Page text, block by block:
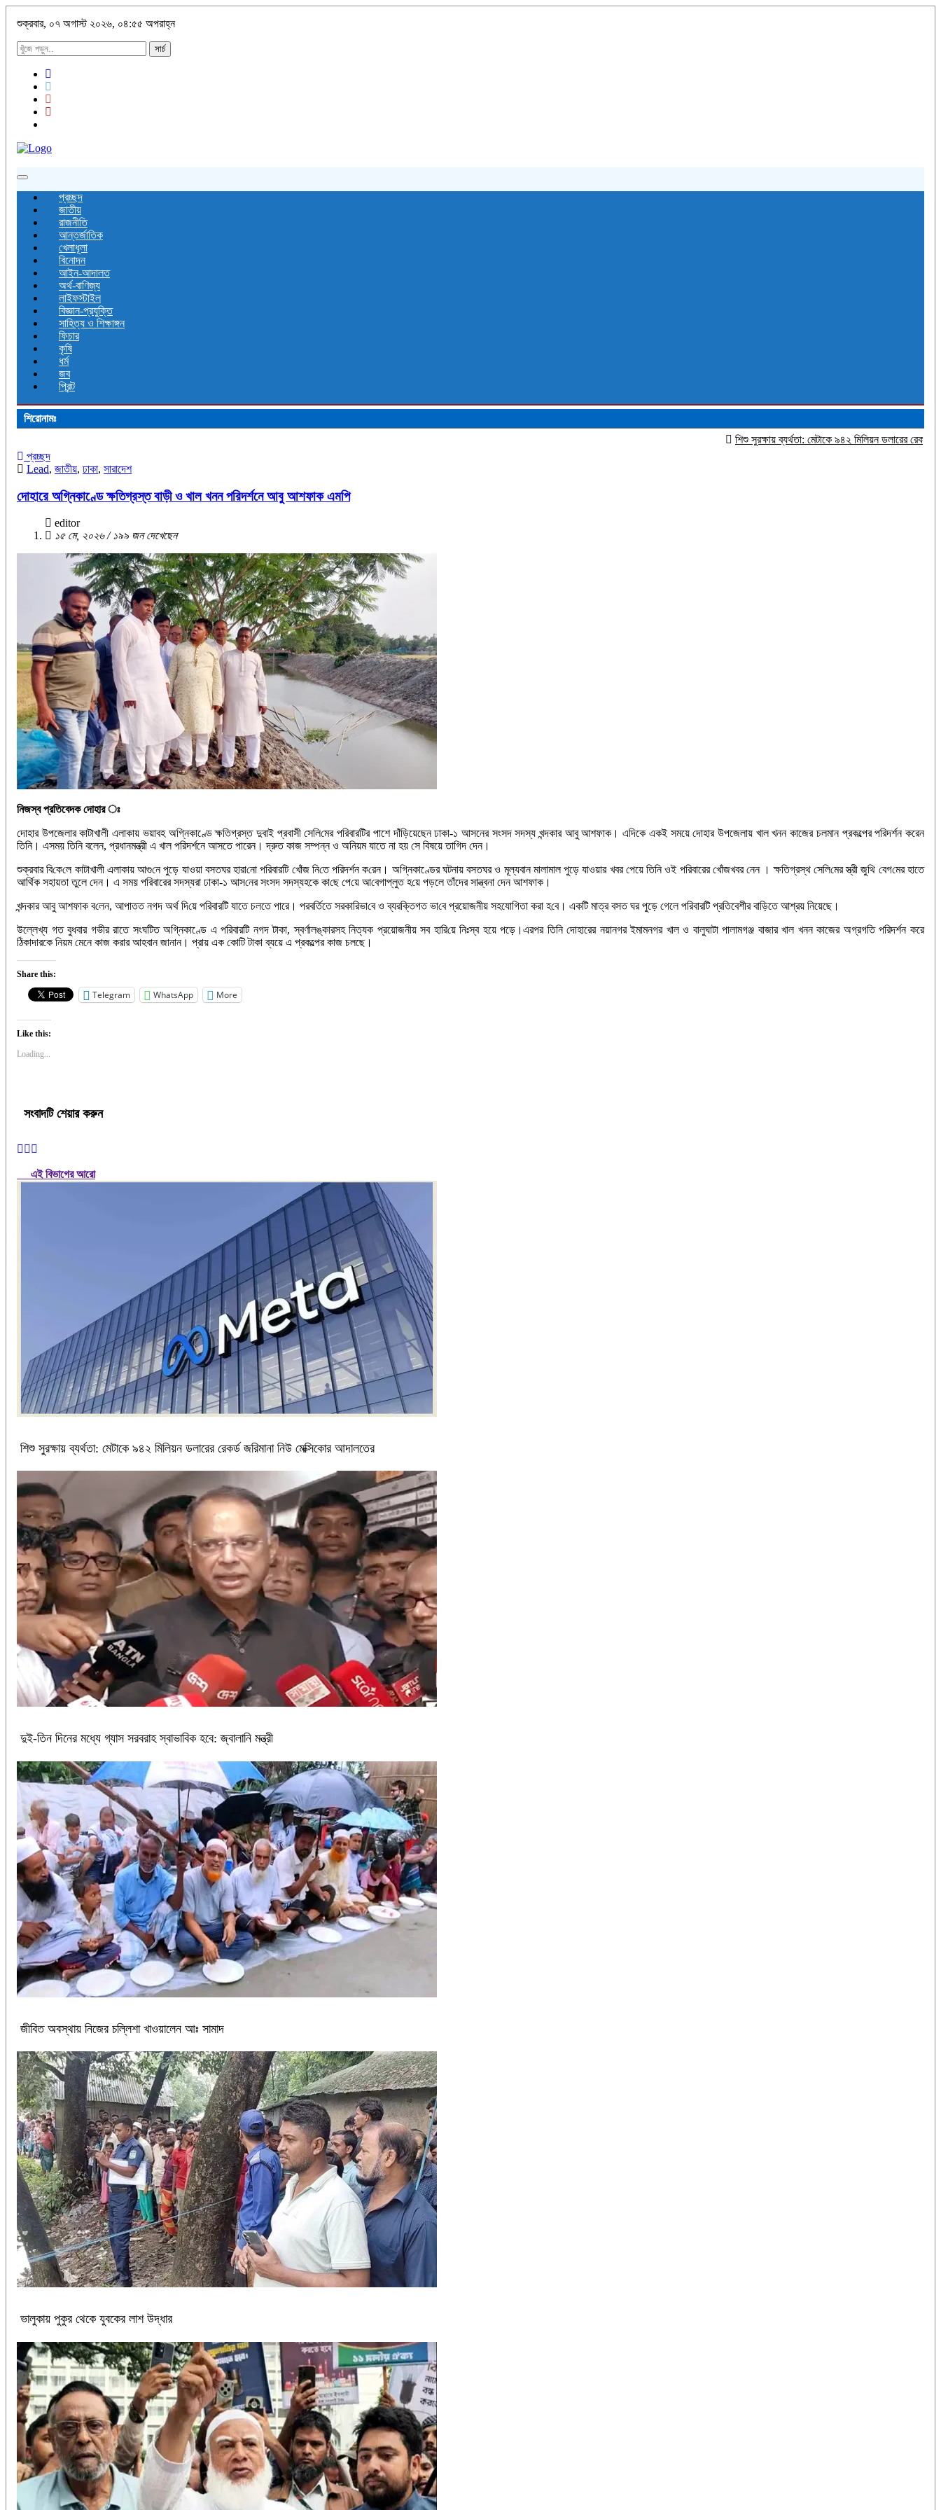
শুক্রবার, ০৭ অগাস্ট ২০২৬, ০৪:৫৫ অপরাহ্ন
সার্চ
Toggle
navigationপ্রচ্ছদ
জাতীয়
রাজনীতি
আন্তর্জাতিক
খেলাধূলা
বিনোদন
আইন-আদালত
অর্থ-বাণিজ্য
লাইফস্টাইল
বিজ্ঞান-প্রযুক্তি
সাহিত্য ও শিক্ষাঙ্গন
ফিচার
কৃষি
ধর্ম
জব
প্রিন্ট
শিরোনামঃ
শিশু সুরক্ষায় ব্যর্থতা: মেটাকে ৯৪২ মিলিয়ন ডলারের রেকর্ড জরিমানা
প্রচ্ছদ
Lead, জাতীয়, ঢাকা, সারাদেশ
দোহারে অগ্নিকাণ্ডে ক্ষতিগ্রস্ত বাড়ী ও খাল খনন পরিদর্শনে আবু আশফাক এমপি
editor
১৫ মে, ২০২৬ / ১৯৯ জন দেখেছেন
নিজস্ব প্রতিবেদক দোহার ঃ
দোহার উপজেলার কাটাখালী এলাকায় ভয়াবহ অগ্নিকাণ্ডে ক্ষতিগ্রস্ত দুবাই প্রবাসী সে‌লি‌মের পরিবারটির পাশে দাঁড়িয়েছেন ঢাকা-১ আসনের সংসদ সদস্য খন্দকার আবু আশফাক। এদিকে একই সময়ে দোহার উপজেলায় খাল খনন কাজের চলমান প্রকল্পের পরিদর্শন করেন
তিনি। এসময় তিনি বলেন, প্রধানমন্ত্রী এ খাল পরিদর্শনে আসতে পারেন। দ্রুত কাজ সম্পন্ন ও অনিয়ম যাতে না হয় সে বিষয়ে তাগিদ দেন।
শুক্রবার বি‌কে‌লে কাটাখালী এলাকায় আগু‌নে পুড়ে যাওয়া বসতঘর হারা‌নো প‌রিবার‌টি খোঁজ নি‌তে প‌রিদর্শন ক‌রেন। অগ্নিকাণ্ডের ঘটনায় বসতঘর ও মূল্যবান মালামাল পুড়ে যাওয়ার খবর পেয়ে তিনি ওই পরিবারের খোঁজখবর নেন । ক্ষ‌তিগ্রস্থ সে‌লি‌মের স্ত্রী জু‌থি বেগ‌মের হাতে
আর্থিক সহায়তা তুলে দেন। এ সময় পরিবারের সদস্যরা ঢাকা-১ আস‌নের সংসদ সদস্যহকে কা‌ছে পে‌য়ে আ‌বেগাপ্লুত হ‌য়ে প‌ড়লে তাঁদের সান্ত্বনা দেন আশফাক।
খন্দকার আবু আশফাক ব‌লেন, আপাতত নগদ অর্থ দি‌য়ে প‌রিবার‌টি যাতে চলতে পারে। পরব‌র্তিতে সরকা‌রিভা‌বে ও ব্যরক্তিগত ভা‌বে প্রয়োজনীয় সহযোগিতা করা হ‌বে। একটি মাত্র বসত ঘর পুড়ে গেলে পরিবারটি প্রতিবেশীর বাড়িতে আশ্রয় নিয়েছে।
উল্লেখ্য গত বুধবার গভীর রাতে সংঘটিত অগ্নিকাণ্ডে এ পরিবারটি নগদ টাকা, স্বর্ণালঙ্কারসহ নিত্যক প্রয়োজনীয় সব হা‌রি‌য়ে নিঃস্ব হয়ে পড়ে।এরপর তিনি দোহারের নয়ানগর ইমামনগর খাল ও বালুঘাটা পালামগঞ্জ বাজার খাল খনন কাজের অগ্রগতি পরিদর্শন করে
ঠিকাদারকে নিয়ম মেনে কাজ করার আহবান জানান। প্রায় এক কোটি টাকা ব্যয়ে এ প্রকল্পের কাজ চলছে।
Share this:
Telegram WhatsApp More
Like this:
Loading...
সংবাদটি শেয়ার করুন
এই বিভাগের আরো
শিশু সুরক্ষায় ব্যর্থতা: মেটাকে ৯৪২ মিলিয়ন ডলারের রেকর্ড জরিমানা নিউ মেক্সিকোর আদালতের
দুই-তিন দিনের মধ্যে গ্যাস সরবরাহ স্বাভাবিক হবে: জ্বালানি মন্ত্রী
জীবিত অবস্থায় নিজের চল্লিশা খাওয়ালেন আঃ সামাদ
ভালুকায় পুকুর থেকে যুবকের লাশ উদ্ধার